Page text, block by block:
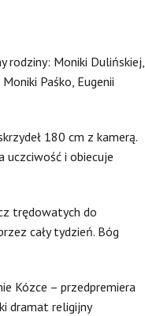
rodziny: Moniki Dulińskiej,
Paśko, Eugenii
180 cm z kamerą.
uczciwość i obiecuje
trędowatych do
cały tydzień. Bóg
Kózce – przedpremiera
dramat religijny